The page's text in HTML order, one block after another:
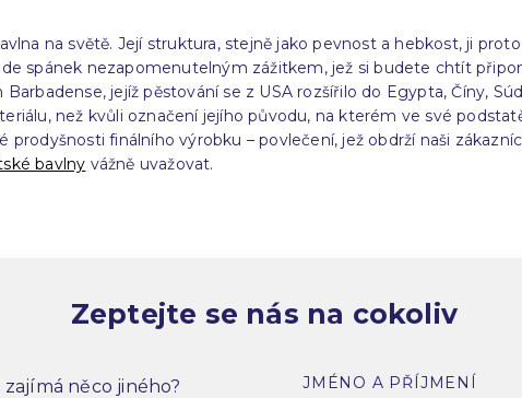
na světě. Její struktura, stejně jako pevnost a hebkost, ji
spánek nezapomenutelným zážitkem, jež si budete chtít
jejíž pěstování se z USA rozšířilo do Egypta, Číny,
než kvůli označení jejího původu, na kterém ve své
prodyšnosti finálního výrobku – povlečení, jež obdrží naši
bavlny vážně uvažovat.
Zeptejte se nás na cokoliv
něco jiného?
JMÉNO A PŘÍJMENÍ